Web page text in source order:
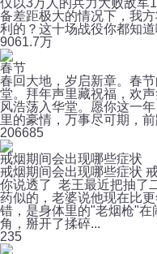
备差距极大的情况下，我
利的？这十场战役你都知道
9061.7万
春节
春回大地，岁启新章。春
堂。拜年声里藏祝福，欢
风浩荡入华堂。愿你这一
里的豪情，万事尽可期，前
206685
戒烟期间会出现哪些症状
戒烟期间会出现哪些症状
你说透了 老王最近把抽了
药似的，老婆说他现在比
错，是身体里的"老烟枪"
角，掰开了揉碎...
235